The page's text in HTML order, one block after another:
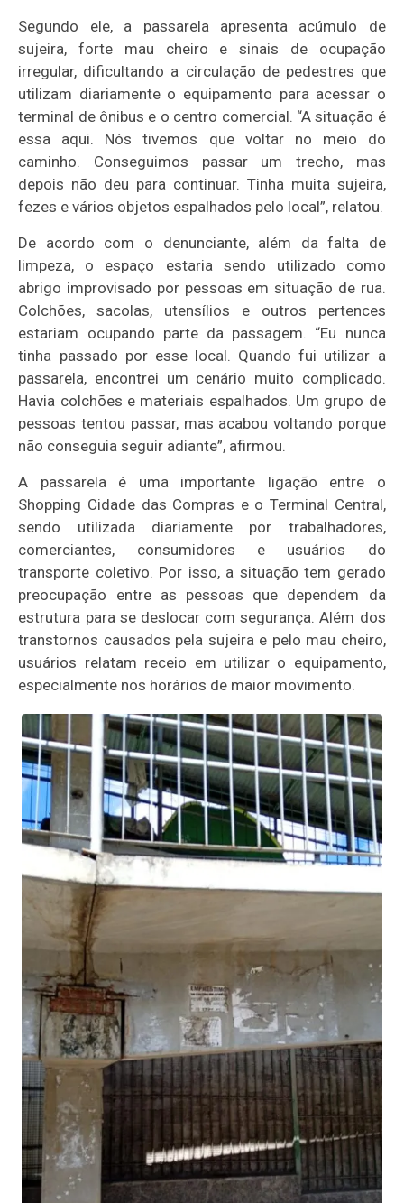
Segundo ele, a passarela apresenta acúmulo de
sujeira, forte mau cheiro e sinais de ocupação
irregular, dificultando a circulação de pedestres que
utilizam diariamente o equipamento para acessar o
terminal de ônibus e o centro comercial. “A situação é
essa aqui. Nós tivemos que voltar no meio do
caminho. Conseguimos passar um trecho, mas
depois não deu para continuar. Tinha muita sujeira,
fezes e vários objetos espalhados pelo local”, relatou.
De acordo com o denunciante, além da falta de
limpeza, o espaço estaria sendo utilizado como
abrigo improvisado por pessoas em situação de rua.
Colchões, sacolas, utensílios e outros pertences
estariam ocupando parte da passagem. “Eu nunca
tinha passado por esse local. Quando fui utilizar a
passarela, encontrei um cenário muito complicado.
Havia colchões e materiais espalhados. Um grupo de
pessoas tentou passar, mas acabou voltando porque
não conseguia seguir adiante”, afirmou.
A passarela é uma importante ligação entre o
Shopping Cidade das Compras e o Terminal Central,
sendo utilizada diariamente por trabalhadores,
comerciantes, consumidores e usuários do
transporte coletivo. Por isso, a situação tem gerado
preocupação entre as pessoas que dependem da
estrutura para se deslocar com segurança. Além dos
transtornos causados pela sujeira e pelo mau cheiro,
usuários relatam receio em utilizar o equipamento,
especialmente nos horários de maior movimento.